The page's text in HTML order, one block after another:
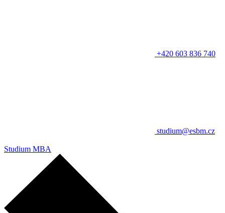
+420 603 836 740
studium@esbm.cz
Studium MBA